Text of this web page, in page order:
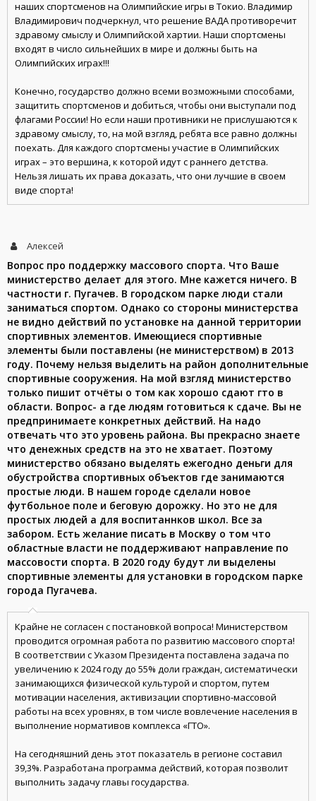
наших спортсменов на Олимпийские игры в Токио. Владимир
Владимирович подчеркнул, что решение ВАДА противоречит
здравому смыслу и Олимпийской хартии. Наши спортсмены
входят в число сильнейших в мире и должны быть на
Олимпийских играх!!!
Конечно, государство должно всеми возможными способами,
защитить спортсменов и добиться, чтобы они выступали под
флагами России! Но если наши противники не прислушаются к
здравому смыслу, то, на мой взгляд, ребята все равно должны
поехать. Для каждого спортсмены участие в Олимпийских
играх – это вершина, к которой идут с раннего детства.
Нельзя лишать их права доказать, что они лучшие в своем
виде спорта!
Алексей
Вопрос про поддержку массового спорта. Что Ваше
министерство делает для этого. Мне кажется ничего. В
частности г. Пугачев. В городском парке люди стали
заниматься спортом. Однако со стороны министерства
не видно действий по установке на данной территории
спортивных элементов. Имеющиеся спортивные
элементы были поставлены (не министерством) в 2013
году. Почему нельзя выделить на район дополнительные
спортивные сооружения. На мой взгляд министерство
только пишит отчёты о том как хорошо сдают гто в
области. Вопрос- а где людям готовиться к сдаче. Вы не
предпринимаете конкретных действий. На надо
отвечать что это уровень района. Вы прекрасно знаете
что денежных средств на это не хватает. Поэтому
министерство обязано выделять ежегодно деньги для
обустройства спортивных объектов где занимаются
простые люди. В нашем городе сделали новое
футбольное поле и беговую дорожку. Но это не для
простых людей а для воспитаннков школ. Все за
забором. Есть желание писать в Москву о том что
областные власти не поддерживают направление по
массовости спорта. В 2020 году будут ли выделены
спортивные элементы для установки в городском парке
города Пугачева.
Крайне не согласен с постановкой вопроса! Министерством
проводится огромная работа по развитию массового спорта!
В соответствии с Указом Президента поставлена задача по
увеличению к 2024 году до 55% доли граждан, систематически
занимающихся физической культурой и спортом, путем
мотивации населения, активизации спортивно-массовой
работы на всех уровнях, в том числе вовлечение населения в
выполнение нормативов комплекса «ГТО».
На сегодняшний день этот показатель в регионе составил
39,3%. Разработана программа действий, которая позволит
выполнить задачу главы государства.